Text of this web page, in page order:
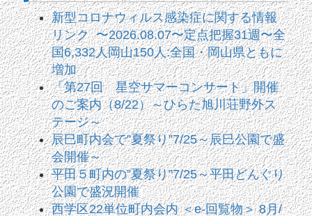
新型コロナウィルス感染症に関する情報
リンク 〜2026.08.07〜定点把握31週〜全
国6,332人岡山150人:全国・岡山県ともに
増加
「第27回 星空サマーコンサート」開催
のご案内（8/22）～ひらた旭川荘野外ス
テージ～
辰巳町内会で”夏祭り”7/25～辰巳公園で盛
会開催～
平田５町内の”夏祭り”7/25～平田どんぐり
公園で盛況開催
西学区22単位町内会内 ＜e-回覧物＞ 8月/